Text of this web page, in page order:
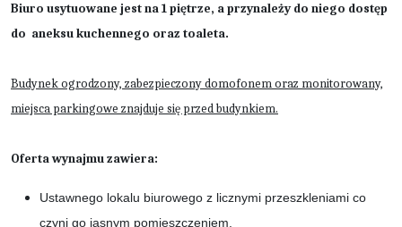
Biuro usytuowane jest na 1 piętrze, a przynależy do niego dostęp
do aneksu kuchennego oraz toaleta.
Budynek ogrodzony, zabezpieczony domofonem oraz monitorowany,
miejsca parkingowe znajduje się przed budynkiem.
Oferta wynajmu zawiera:
Ustawnego lokalu biurowego z licznymi przeszkleniami co
czyni go jasnym pomieszczeniem.